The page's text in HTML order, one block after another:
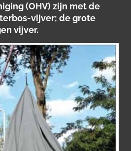
(OHV) zijn met de
vijver; de grote
vijver.